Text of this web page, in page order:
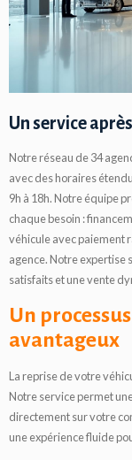
Un service
Notre réseau de 34
avec des horaires
9h à 18h. Notre équipe
chaque besoin :
véhicule avec paiement
agence. Notre expertise
satisfaits et une vente
Un
avantageux
La reprise de votre
Notre service permet
directement sur votre
une expérience fluide